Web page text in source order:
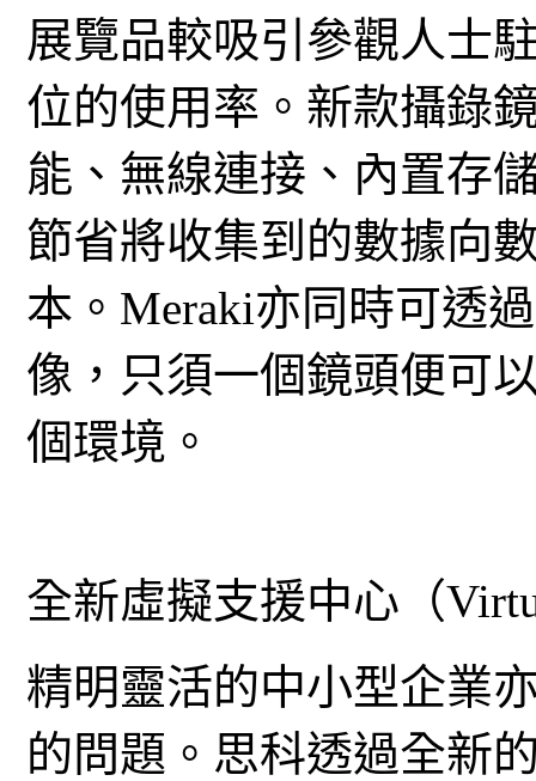
展覽品較吸引參觀人士
位的使用率。新款攝錄
能、無線連接、內置存
節省將收集到的數據向
本。Meraki亦同時可透
像，只須一個鏡頭便可
個環境。
全新虛擬支援中心（
精明靈活的中小型企業
的問題。思科透過全新